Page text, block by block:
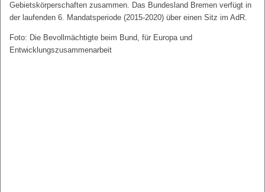
Gebietskörperschaften zusammen. Das Bundesland Bremen verfügt in
der laufenden 6. Mandatsperiode (2015-2020) über einen Sitz im AdR.
Foto: Die Bevollmächtigte beim Bund, für Europa und
Entwicklungszusammenarbeit